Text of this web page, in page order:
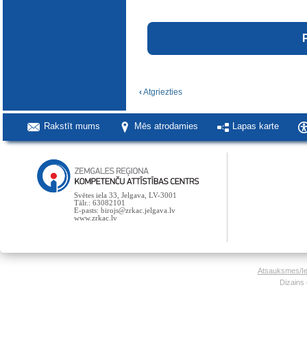
‹Atgriezties
Rakstīt mums Mēs atrodamies Lapas karte
Svētes iela 33, Jelgava, LV-3001
Tālr.: 63082101
E-pasts: birojs@zrkac.jelgava.lv
www.zrkac.lv
Atsauksmes/
Dizains